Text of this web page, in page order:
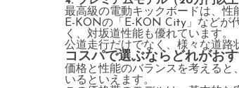
最高級の電動キックボードは、性
E-KONの「E-KON City」などが
く、対坂道性能も優れています。
公道走行だけでなく、様々な道路
コスパで選ぶならどれがお
価格と性能のバランスを考えると
いるといえます。